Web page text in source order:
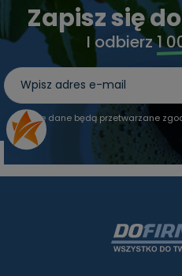
Zapisz się
I odbierz1
Twoje dane będą przetwarzane